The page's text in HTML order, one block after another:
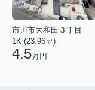
市川市大和田３丁目
1K (23.96㎡)
4.5万円